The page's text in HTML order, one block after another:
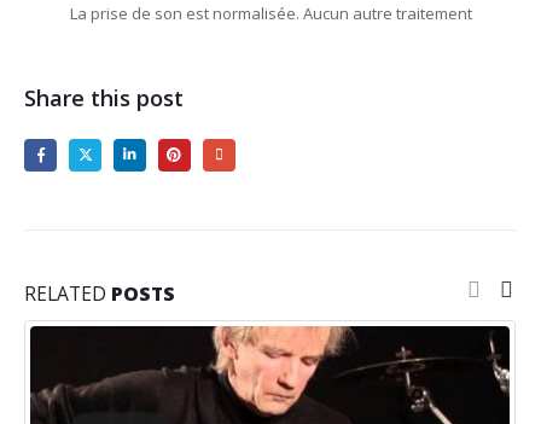
La prise de son est normalisée. Aucun autre traitement
Share this post
RELATED POSTS